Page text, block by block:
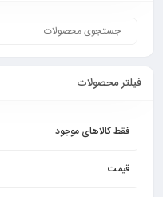
فیلتر محصولات
فقط کالاهای موجود
قیمت